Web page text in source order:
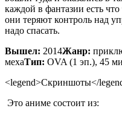
каждой в фантазии есть
они теряют контроль над
надо спасать.
Вышел: 2014Жанр:
мехаТип: OVA (1 эп.), 45
<legend>Скриншоты</
Это аниме состоит из: